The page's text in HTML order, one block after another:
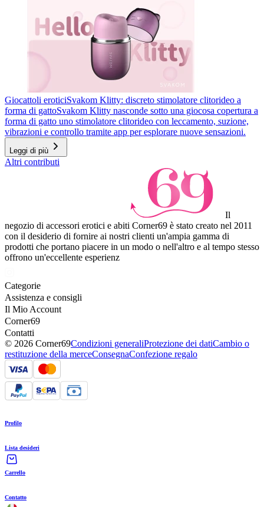
Giocattoli eroticiSvakom Klitty: discreto stimolatore clitorideo a
forma di gattoSvakom Klitty nasconde sotto una giocosa copertura a
forma di gatto uno stimolatore clitorideo con leccamento, suzione,
vibrazioni e controllo tramite app per esplorare nuove sensazioni.
Leggi di più
Altri contributi
Il
negozio di accessori erotici e abiti Corner69 è stato creato nel 2011
con il desiderio di fornire ai nostri clienti un'ampia gamma di
prodotti che portano piacere in un modo o nell'altro e al tempo stesso
offrono un'eccellente esperienz
Categorie
Assistenza e consigli
Il Mio Account
Corner69
Contatti
© 2026 Corner69Condizioni generaliProtezione dei datiCambio o
restituzione della merceConsegnaConfezione regalo
Profilo
Lista desideri
Carrello
Contatto